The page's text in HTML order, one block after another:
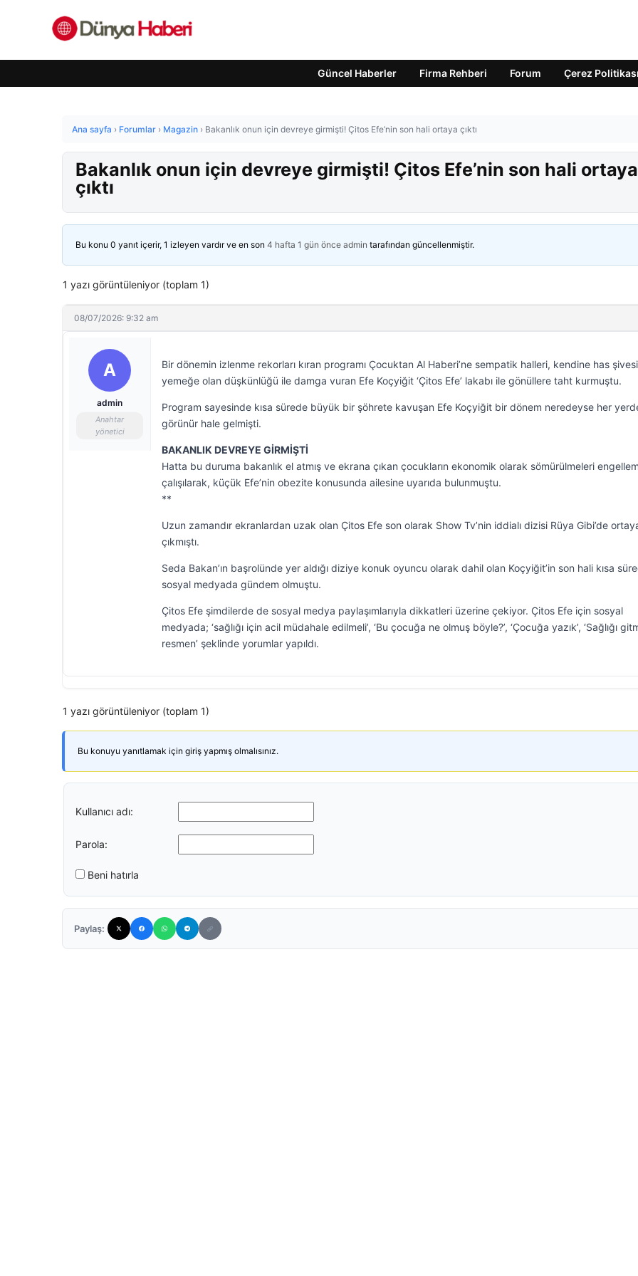
Güncel Haberler Firma Rehberi Forum Çerez Politikası
Ana sayfa › Forumlar › Magazin › Bakanlık onun için devreye girmişti! Çitos Efe’nin son hali ortaya çıktı
Bakanlık onun için devreye girmişti! Çitos Efe’nin son hali ortaya
çıktı
Bu konu 0 yanıt içerir, 1 izleyen vardır ve en son 4 hafta 1 gün önce admin tarafından güncellenmiştir.
1 yazı görüntüleniyor (toplam 1)
08/07/2026: 9:32 am
A
admin
Anahtar
yönetici
Bir dönemin izlenme rekorları kıran programı Çocuktan Al Haberi’ne sempatik halleri, kendine has
yemeğe olan düşkünlüğü ile damga vuran Efe Koçyiğit ‘Çitos Efe’ lakabı ile gönüllere taht kurmuştu.
Program sayesinde kısa sürede büyük bir şöhrete kavuşan Efe Koçyiğit bir dönem neredeyse her
görünür hale gelmişti.
BAKANLIK DEVREYE GİRMİŞTİ
Hatta bu duruma bakanlık el atmış ve ekrana çıkan çocukların ekonomik olarak sömürülmeleri
çalışılarak, küçük Efe’nin obezite konusunda ailesine uyarıda bulunmuştu.
**
Uzun zamandır ekranlardan uzak olan Çitos Efe son olarak Show Tv’nin iddialı dizisi Rüya Gibi’de
çıkmıştı.
Seda Bakan’ın başrolünde yer aldığı diziye konuk oyuncu olarak dahil olan Koçyiğit’in son hali kısa
sosyal medyada gündem olmuştu.
Çitos Efe şimdilerde de sosyal medya paylaşımlarıyla dikkatleri üzerine çekiyor. Çitos Efe için sosyal
medyada; ‘sağlığı için acil müdahale edilmeli’, ‘Bu çocuğa ne olmuş böyle?’, ‘Çocuğa yazık’, ‘Sağlığı
resmen’ şeklinde yorumlar yapıldı.
1 yazı görüntüleniyor (toplam 1)
Bu konuyu yanıtlamak için giriş yapmış olmalısınız.
Kullanıcı adı:
Parola:
Beni hatırla
Paylaş: